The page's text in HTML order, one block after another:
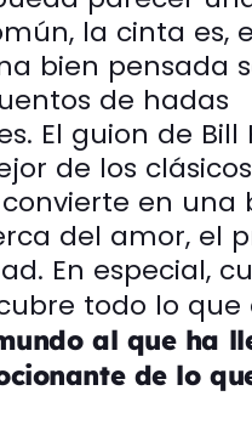
la cinta es,
bien pensada
de hadas
El guion de Bill
de los
convierte en una
del amor, el
En especial,
todo lo que
al que ha
de lo